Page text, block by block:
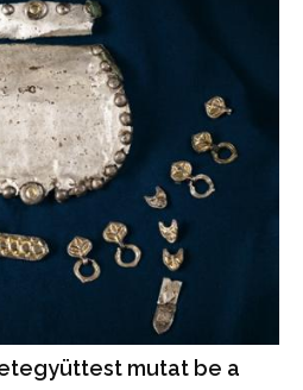
mutat be a